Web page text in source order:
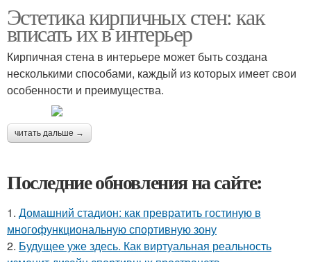
Эстетика кирпичных стен: как
вписать их в интерьер
Кирпичная стена в интерьере может быть создана
несколькими способами, каждый из которых имеет свои
особенности и преимущества.
читать дальше →
Последние обновления на сайте:
1. Домашний стадион: как превратить гостиную в
многофункциональную спортивную зону
2. Будущее уже здесь. Как виртуальная реальность